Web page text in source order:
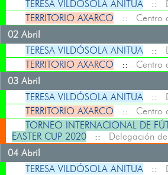
TERESA VILDÓSOLA ANITUA ::
TERRITORIO AXARCO :: Centro
02 Abril
TERESA VILDÓSOLA ANITUA ::
TERRITORIO AXARCO :: Centro
03 Abril
TERESA VILDÓSOLA ANITUA ::
TERRITORIO AXARCO :: Centro
TORNEO INTERNACIONAL DE
EASTER CUP 2020 :: Delegación
04 Abril
TERESA VILDÓSOLA ANITUA ::